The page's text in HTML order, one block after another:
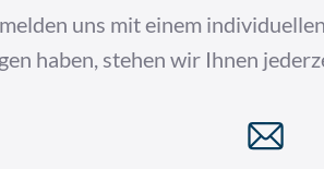
uns mit einem
haben, stehen wir Ihnen